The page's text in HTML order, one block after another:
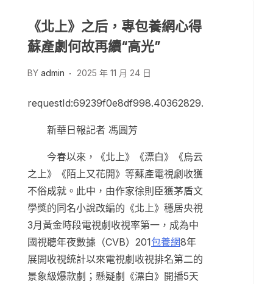
《北上》之后，專包養網心得
蘇產劇何故再續“高光”
BY admin 2025 年 11 月 24 日
requestId:69239f0e8df998.40362829.
新華日報記者 馮圓芳
今春以來，《北上》《漂白》《烏云
之上》《陌上又花開》等蘇產電視劇收獲
不俗成就。此中，由作家徐則臣獲茅盾文
學獎的同名小說改編的《北上》穩居央視
3月黃金時段電視劇收視率第一，成為中
國視聽年夜數據（CVB）201包養網8年
展開收視統計以來電視劇收視排名第二的
景象級爆款劇；懸疑劇《漂白》開播5天